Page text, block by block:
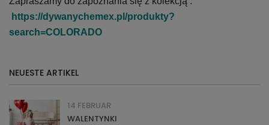
https://dywanychemex.pl/produkty?
search=COLORADO
NEUESTE ARTIKEL
14 FEBRUAR
WALENTYNKI